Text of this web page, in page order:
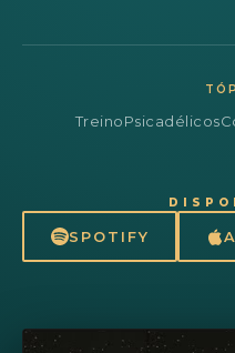
TreinoPsicadélicos
SPOTIFY